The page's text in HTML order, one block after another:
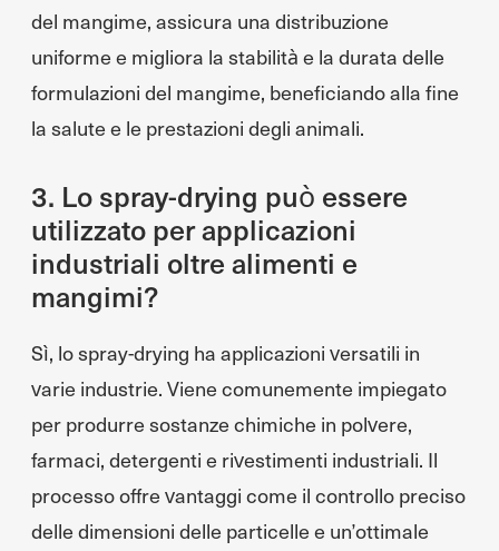
del mangime, assicura una distribuzione
uniforme e migliora la stabilità e la durata delle
formulazioni del mangime, beneficiando alla fine
la salute e le prestazioni degli animali.
3. Lo spray-drying può essere
utilizzato per applicazioni
industriali oltre alimenti e
mangimi?
Sì, lo spray-drying ha applicazioni versatili in
varie industrie. Viene comunemente impiegato
per produrre sostanze chimiche in polvere,
farmaci, detergenti e rivestimenti industriali. Il
processo offre vantaggi come il controllo preciso
delle dimensioni delle particelle e un’ottimale